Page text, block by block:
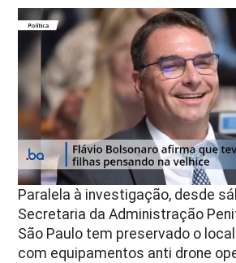
Paralela à investigação, desde
Secretaria da Administração
São Paulo tem preservado o
com equipamentos anti drone